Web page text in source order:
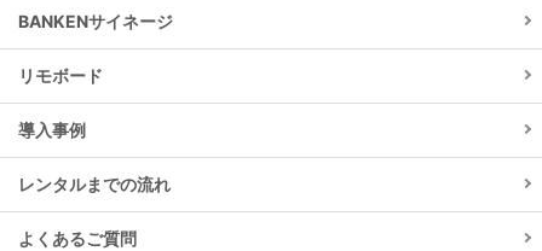
BANKENサイネージ
リモボード
導入事例
レンタルまでの流れ
よくあるご質問